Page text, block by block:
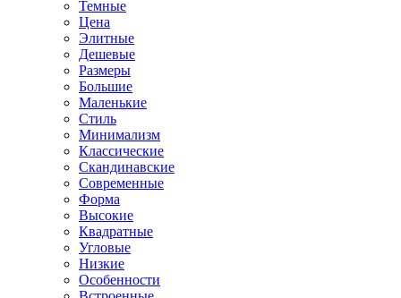
Темные
Цена
Элитные
Дешевые
Размеры
Большие
Маленькие
Стиль
Минимализм
Классические
Скандинавские
Современные
Форма
Высокие
Квадратные
Угловые
Низкие
Особенности